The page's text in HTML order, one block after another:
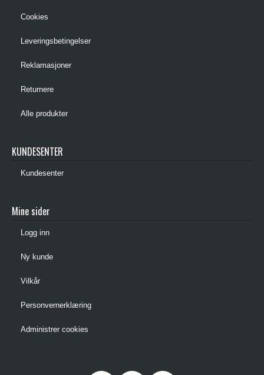
Cookies
Leveringsbetingelser
Reklamasjoner
Returnere
Alle produkter
KUNDESENTER
Kundesenter
Mine sider
Logg inn
Ny kunde
Vilkår
Personvernerklæring
Administrer cookies